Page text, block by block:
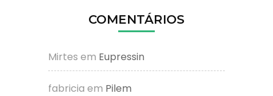
COMENTÁRIOS
Mirtes em Eupressin
fabricia em Pilem